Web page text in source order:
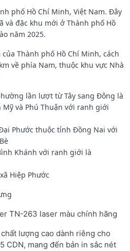
phố Hồ Chí Minh, Việt Nam. Đây
và đặc khu mới ở Thành phố Hồ
năm 2025.
Thành phố Hồ Chí Minh, cách
về phía Nam, thuộc khu vực Nhà
lần lượt từ Tây sang Đông là
Mỹ và Phú Thuận với ranh giới
Phước thuộc tỉnh Đồng Nai với
Khánh với ranh giới là
Hiệp Phước
TN-263 laser màu chính hãng
lượng cao dành riêng cho
CDN, mang đến bản in sắc nét